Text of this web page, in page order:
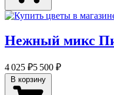
Нежный микс
4 025 ₽5 500 ₽